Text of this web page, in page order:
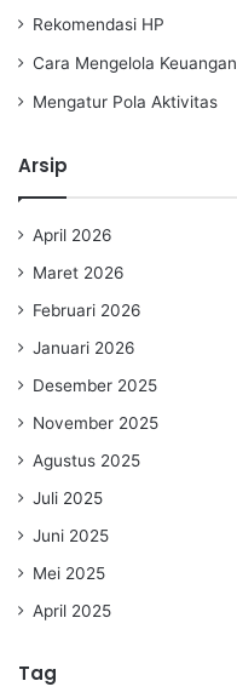
Rekomendasi HP
Cara Mengelola Keuangan
Mengatur Pola Aktivitas
Arsip
April 2026
Maret 2026
Februari 2026
Januari 2026
Desember 2025
November 2025
Agustus 2025
Juli 2025
Juni 2025
Mei 2025
April 2025
Tag